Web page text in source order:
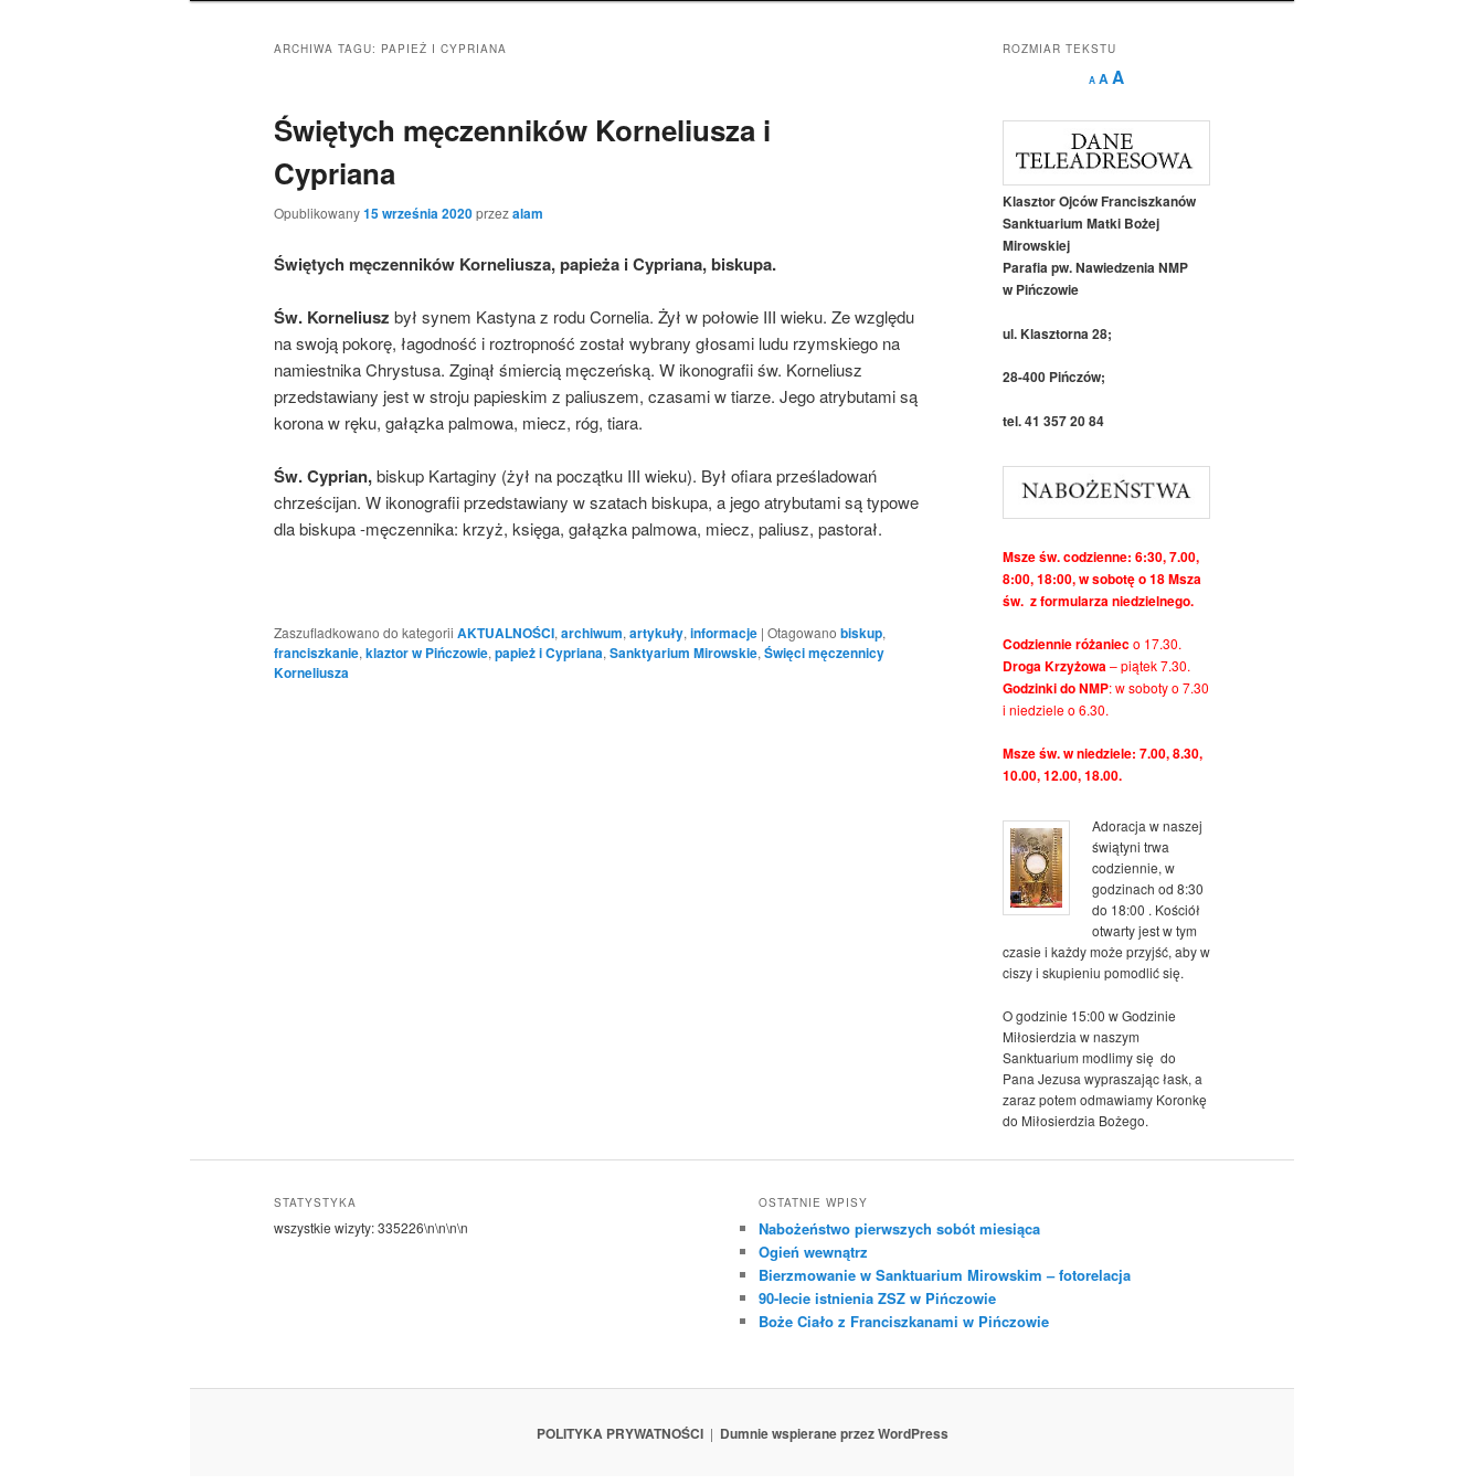
ARCHIWA TAGU: PAPIEŻ I CYPRIANA
Świętych męczenników Korneliusza i
Cypriana
Opublikowany15 września 2020przezalam
Świętych męczenników Korneliusza, papieża i Cypriana, biskupa.
Św. Korneliusz był synem Kastyna z rodu Cornelia. Żył w połowie III wieku. Ze względu
na swoją pokorę, łagodność i roztropność został wybrany głosami ludu rzymskiego na
namiestnika Chrystusa. Zginął śmiercią męczeńską. W ikonografii św. Korneliusz
przedstawiany jest w stroju papieskim z paliuszem, czasami w tiarze. Jego atrybutami są
korona w ręku, gałązka palmowa, miecz, róg, tiara.
Św. Cyprian,biskup Kartaginy (żył na początku III wieku). Był ofiara prześladowań
chrześcijan. W ikonografii przedstawiany w szatach biskupa, a jego atrybutami są typowe
dla biskupa -męczennika: krzyż, księga, gałązka palmowa, miecz, paliusz, pastorał.
Zaszufladkowano do kategorii AKTUALNOŚCI, archiwum, artykuły, informacje | Otagowano biskup,
franciszkanie, klaztor w Pińczowie, papież i Cypriana, Sanktyarium Mirowskie, Święci męczennicy
Korneliusza
ROZMIAR TEKSTU
A
Decrease
font
A Reset
AIncrease
size.
Klasztor Ojców Franciszkanów
Sanktuarium Matki Bożej
Mirowskiej
Parafia pw. Nawiedzenia NMP
w Pińczowie
ul. Klasztorna 28;
28-400 Pińczów;
tel. 41 357 20 84
Msze św. codzienne: 6:30, 7.00,
8:00, 18:00, w sobotę o 18 Msza
św. z formularza niedzielnego.
Codziennie różanieco 17.30.
Droga Krzyżowa– piątek 7.30.
Godzinki do NMP: w soboty o 7.30
i niedziele o 6.30.
Msze św. w niedziele: 7.00, 8.30,
10.00, 12.00, 18.00.
Adoracja w naszej
świątyni trwa
codziennie, w
godzinach od 8:30
do 18:00 . Kościół
otwarty jest w tym
czasie i każdy może przyjść, aby w
ciszy i skupieniu pomodlić się.
O godzinie 15:00 w Godzinie
Miłosierdzia w naszym
Sanktuarium modlimy się do
Pana Jezusa wypraszając łask, a
zaraz potem odmawiamy Koronkę
do Miłosierdzia Bożego.
STATYSTYKA
wszystkie wizyty:335226\n\n\n\n
OSTATNIE WPISY
Nabożeństwo pierwszych sobót miesiąca
Ogień wewnątrz
Bierzmowanie w Sanktuarium Mirowskim – fotorelacja
90-lecie istnienia ZSZ w Pińczowie
Boże Ciało z Franciszkanami w Pińczowie
POLITYKA PRYWATNOŚCI Dumnie wspierane przez WordPress